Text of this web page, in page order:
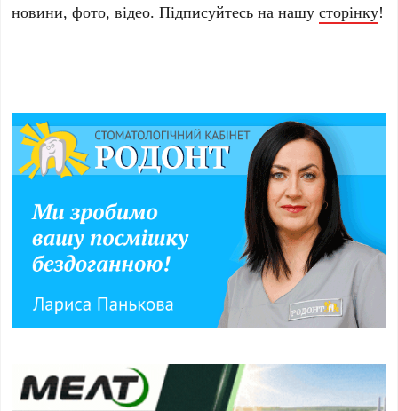
новини, фото, відео. Підписуйтесь на нашусторінку!